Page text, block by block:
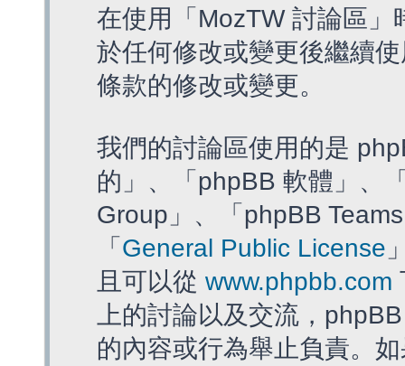
在使用「MozTW 討論區
於任何修改或變更後繼續
條款的修改或變更。
我們的討論區使用的是
的」、「phpBB 軟體」、
Group」、「phpBB
「 General Public License
且可以從 www.phpbb.com
上的討論以及交流，
的內容或行為舉止負責。